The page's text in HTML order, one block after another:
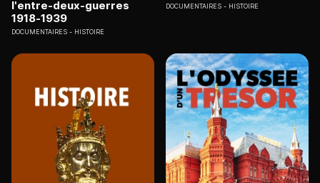
l'entre-deux-guerres
1918-1939
DOCUMENTAIRES HISTOIRE
DOCUMENTAIRES HISTOIRE